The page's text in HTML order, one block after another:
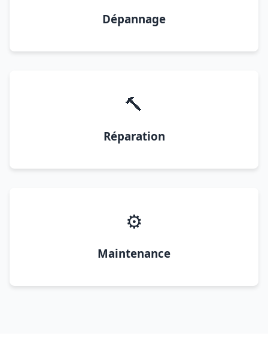
Dépannage
🔨
Réparation
⚙️
Maintenance